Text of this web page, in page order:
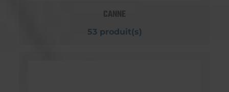
CANNE
53 produit(s)